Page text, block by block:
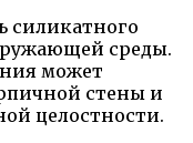
силикатного
среды.
может
стены и
целостности.